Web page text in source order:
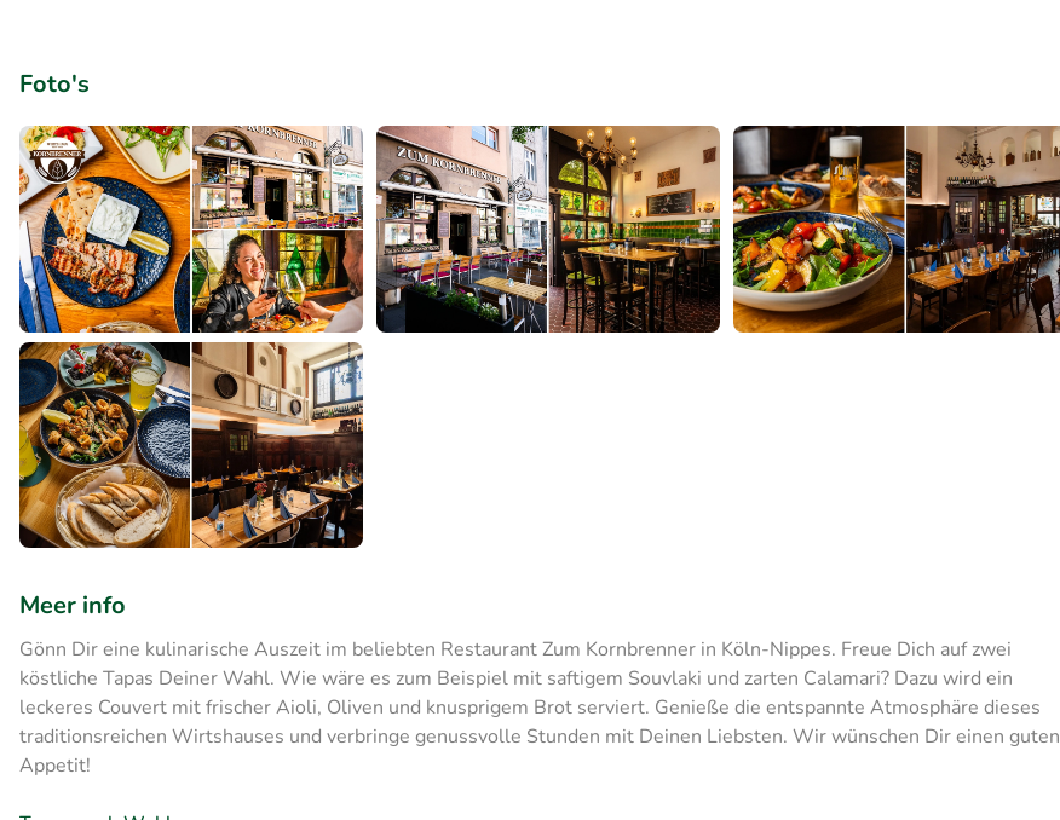
Foto's
Meer info
Gönn Dir eine kulinarische Auszeit im beliebten Restaurant Zum Kornbrenner in Köln-Nippes. Freue Dich auf zwei
köstliche Tapas Deiner Wahl. Wie wäre es zum Beispiel mit saftigem Souvlaki und zarten Calamari? Dazu wird ein
leckeres Couvert mit frischer Aioli, Oliven und knusprigem Brot serviert. Genieße die entspannte Atmosphäre dieses
traditionsreichen Wirtshauses und verbringe genussvolle Stunden mit Deinen Liebsten. Wir wünschen Dir einen guten
Appetit!